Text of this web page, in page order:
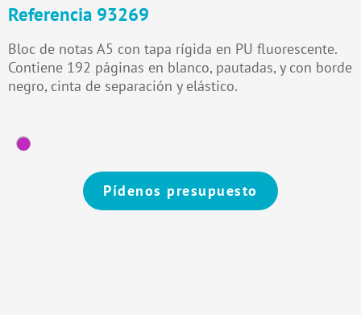
Referencia 93269
Bloc de notas A5 con tapa rígida en PU fluorescente.
Contiene 192 páginas en blanco, pautadas, y con borde
negro, cinta de separación y elástico.
Pídenos presupuesto